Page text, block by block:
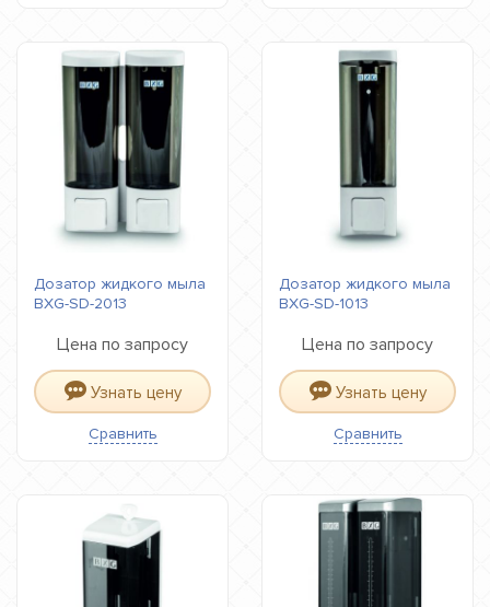
Дозатор жидкого мыла
BXG-SD-2013
Цена по запросу
Узнать цену
Сравнить
Дозатор жидкого мыла
BXG-SD-1013
Цена по запросу
Узнать цену
Сравнить